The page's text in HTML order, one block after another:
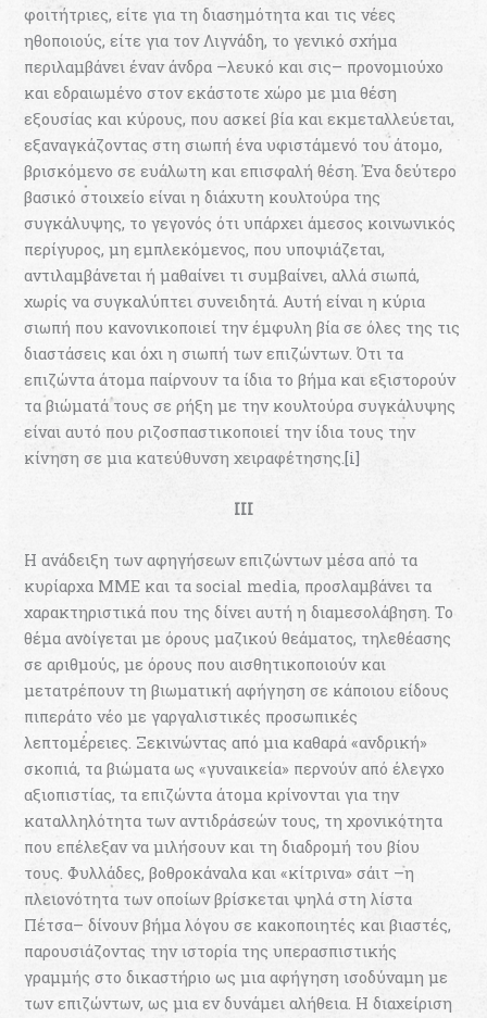
φοιτήτριες, είτε για τη διασημότητα και τις νέες
ηθοποιούς, είτε για τον Λιγνάδη, το γενικό σχήμα
περιλαμβάνει έναν άνδρα –λευκό και σις– προνομιούχο
και εδραιωμένο στον εκάστοτε χώρο με μια θέση
εξουσίας και κύρους, που ασκεί βία και εκμεταλλεύεται,
εξαναγκάζοντας στη σιωπή ένα υφιστάμενό του άτομο,
βρισκόμενο σε ευάλωτη και επισφαλή θέση. Ένα δεύτερο
βασικό στοιχείο είναι η διάχυτη κουλτούρα της
συγκάλυψης, το γεγονός ότι υπάρχει άμεσος κοινωνικός
περίγυρος, μη εμπλεκόμενος, που υποψιάζεται,
αντιλαμβάνεται ή μαθαίνει τι συμβαίνει, αλλά σιωπά,
χωρίς να συγκαλύπτει συνειδητά. Αυτή είναι η κύρια
σιωπή που κανονικοποιεί την έμφυλη βία σε όλες της τις
διαστάσεις και όχι η σιωπή των επιζώντων. Ότι τα
επιζώντα άτομα παίρνουν τα ίδια το βήμα και εξιστορούν
τα βιώματά τους σε ρήξη με την κουλτούρα συγκάλυψης
είναι αυτό που ριζοσπαστικοποιεί την ίδια τους την
κίνηση σε μια κατεύθυνση χειραφέτησης.[i]
III
Η ανάδειξη των αφηγήσεων επιζώντων μέσα από τα
κυρίαρχα ΜΜΕ και τα social media, προσλαμβάνει τα
χαρακτηριστικά που της δίνει αυτή η διαμεσολάβηση. Το
θέμα ανοίγεται με όρους μαζικού θεάματος, τηλεθέασης
σε αριθμούς, με όρους που αισθητικοποιούν και
μετατρέπουν τη βιωματική αφήγηση σε κάποιου είδους
πιπεράτο νέο με γαργαλιστικές προσωπικές
λεπτομέρειες. Ξεκινώντας από μια καθαρά «ανδρική»
σκοπιά, τα βιώματα ως «γυναικεία» περνούν από έλεγχο
αξιοπιστίας, τα επιζώντα άτομα κρίνονται για την
καταλληλότητα των αντιδράσεών τους, τη χρονικότητα
που επέλεξαν να μιλήσουν και τη διαδρομή του βίου
τους. Φυλλάδες, βοθροκάναλα και «κίτρινα» σάιτ –η
πλειονότητα των οποίων βρίσκεται ψηλά στη λίστα
Πέτσα– δίνουν βήμα λόγου σε κακοποιητές και βιαστές,
παρουσιάζοντας την ιστορία της υπερασπιστικής
γραμμής στο δικαστήριο ως μια αφήγηση ισοδύναμη με
των επιζώντων, ως μια εν δυνάμει αλήθεια. Η διαχείριση